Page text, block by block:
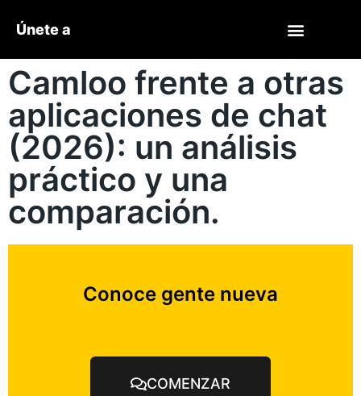
Únete a
Camloo frente a otras
aplicaciones de chat
(2026): un análisis
práctico y una
comparación.
Conoce gente nueva
COMENZAR